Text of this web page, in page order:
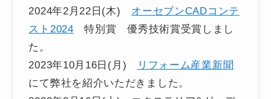
2024年2月22日(木) オーセブンCADコンテ
スト2024 特別賞 優秀技術賞受賞しまし
た。
2023年10月16日(月)
リフォーム産業新聞
にて弊社を紹介いただきました。